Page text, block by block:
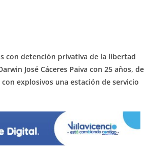
con detención privativa de la libertad
José Cáceres Paiva con 25 años, de
explosivos una estación de servicio